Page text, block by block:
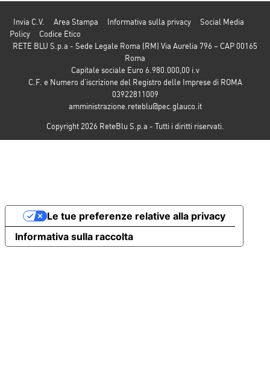
Invia C.V. Area Stampa Informativa sulla privacy
Social Media
Policy
Codice Etico
RETE BLU S.p.a - Sede Legale Roma (RM) Via Aurelia 796 – CAP 00165
Roma
Capitale sociale Euro 6.980.000,00 i.v
C.F. e Numero d’iscrizione del Registro delle Imprese di ROMA
03922811009
amministrazione.reteblu@pec.glauco.it
Copyright 2026 ReteBlu S.p.a - Tutti i diritti riservati.
Informativa sulla raccolta
Le tue preferenze relative alla privacy